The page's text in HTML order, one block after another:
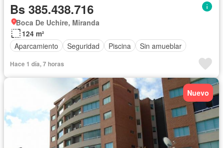
Bs 385.438.716
Boca De Uchire, Miranda
124 m²
Aparcamiento
Seguridad Piscina Sin amueblar
Hace 1 día, 7 horas
Nuevo